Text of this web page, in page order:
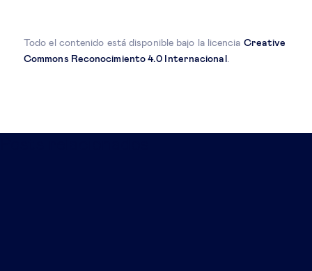
Todo el contenido está disponible bajo la licencia Creative
Commons Reconocimiento 4.0 Internacional .